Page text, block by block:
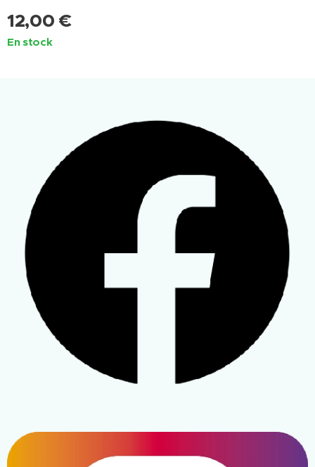
12,00 €
En stock